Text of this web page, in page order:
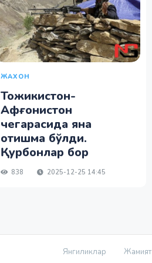
ЖАХОН
Тожикистон-
Афғонистон
чегарасида яна
отишма бўлди.
Қурбонлар бор
838 2025-12-25 14:45
Янгиликлар Жамият